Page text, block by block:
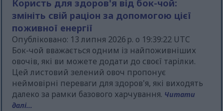
Користь для здоров'я від бок-чой:
змініть свій раціон за допомогою цієї
поживної енергії
Опубліковано: 13 липня 2026 р. о 19:39:22 UTC
Бок-чой вважається одним із найпоживніших
овочів, які ви можете додати до своєї тарілки.
Цей листовий зелений овоч пропонує
неймовірні переваги для здоров'я, які виходять
далеко за рамки базового харчування. Читати
далі...